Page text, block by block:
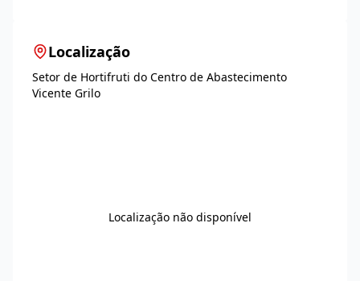
Localização
Setor de Hortifruti do Centro de Abastecimento
Vicente Grilo
Localização não disponível